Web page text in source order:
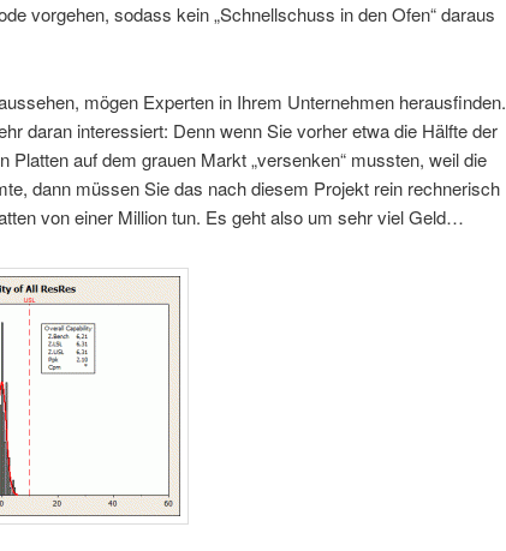
vorgehen, sodass kein „Schnellschuss in den Ofen“ daraus
mögen Experten in Ihrem Unternehmen herausfinden.
daran interessiert: Denn wenn Sie vorher etwa die Hälfte der
Platten auf dem grauen Markt „versenken“ mussten, weil die
dann müssen Sie das nach diesem Projekt rein rechnerisch
von einer Million tun. Es geht also um sehr viel Geld…